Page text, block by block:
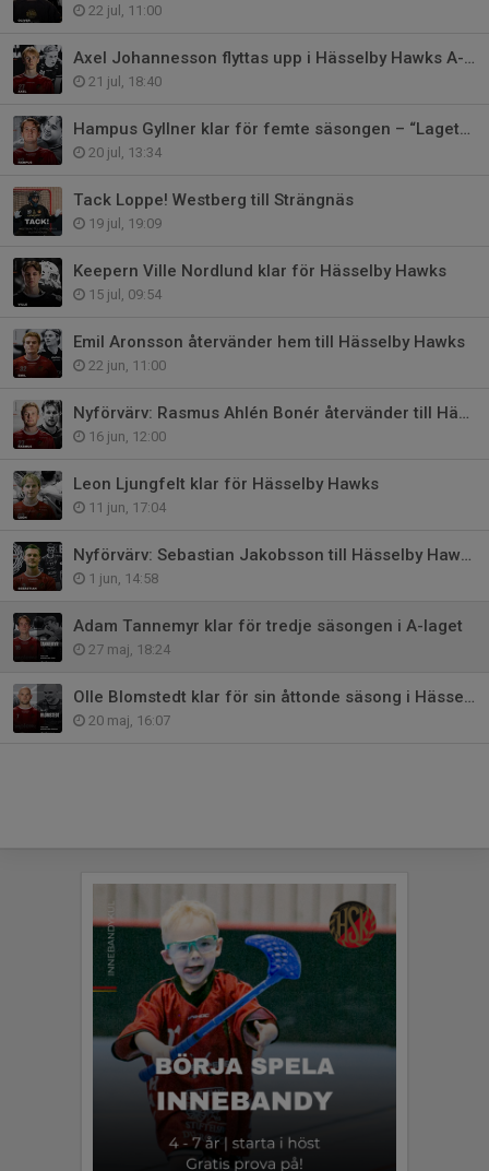
22 jul, 11:00
Axel Johannesson flyttas upp i Hässelby Hawks A-lag
21 jul, 18:40
Hampus Gyllner klar för femte säsongen – “Lagets stämningshöjare”
20 jul, 13:34
Tack Loppe! Westberg till Strängnäs
19 jul, 19:09
Keepern Ville Nordlund klar för Hässelby Hawks
15 jul, 09:54
Emil Aronsson återvänder hem till Hässelby Hawks
22 jun, 11:00
Nyförvärv: Rasmus Ahlén Bonér återvänder till Hässelby
16 jun, 12:00
Leon Ljungfelt klar för Hässelby Hawks
11 jun, 17:04
Nyförvärv: Sebastian Jakobsson till Hässelby Hawks
1 jun, 14:58
Adam Tannemyr klar för tredje säsongen i A-laget
27 maj, 18:24
Olle Blomstedt klar för sin åttonde säsong i Hässelby Hawks
20 maj, 16:07